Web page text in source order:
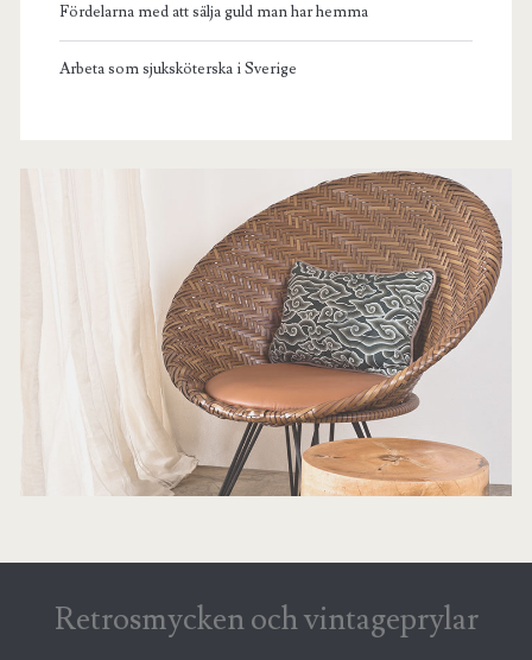
Fördelarna med att sälja guld man har hemma
Arbeta som sjuksköterska i Sverige
Retrosmycken och vintageprylar